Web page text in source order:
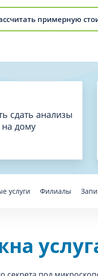
примерную
сдать анализы
на дому
услуги Филиалы